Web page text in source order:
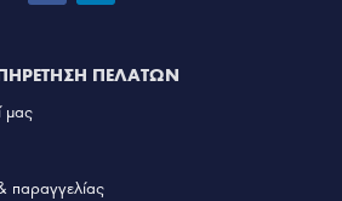
ΠΕΛΑΤΩΝ
μας
παραγγελίας